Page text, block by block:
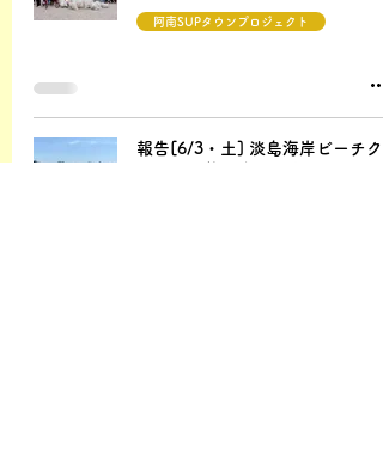
阿南SUPタウンプロジェクト
報告[6/3・土] 淡島海岸ビーチク